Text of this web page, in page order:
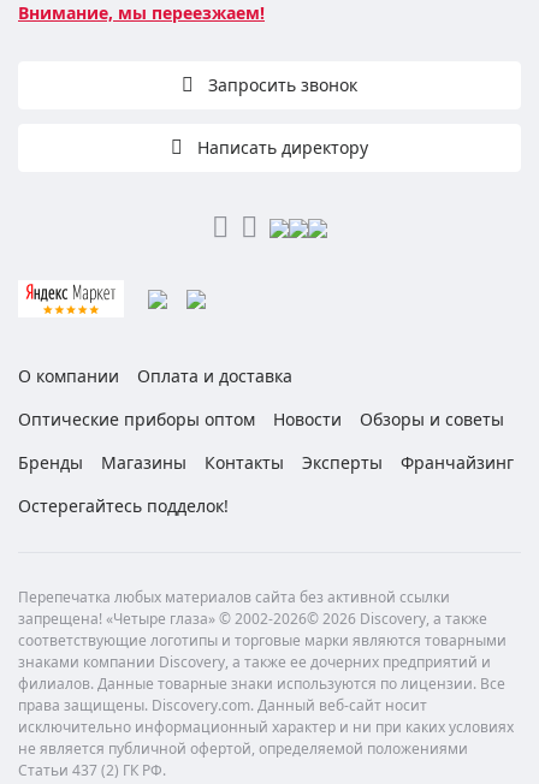
Внимание, мы переезжаем!
Запросить звонок
Написать директору
О компании
Оплата и доставка
Оптические приборы оптом
Новости
Обзоры и советы
Бренды
Магазины Контакты Эксперты
Франчайзинг
Остерегайтесь подделок!
Перепечатка любых материалов сайта без активной ссылки
запрещена! «Четыре глаза» © 2002-2026© 2026 Discovery, а также
соответствующие логотипы и торговые марки являются товарными
знаками компании Discovery, а также ее дочерних предприятий и
филиалов. Данные товарные знаки используются по лицензии. Все
права защищены. Discovery.com. Данный веб-сайт носит
исключительно информационный характер и ни при каких условиях
не является публичной офертой, определяемой положениями
Статьи 437 (2) ГК РФ.